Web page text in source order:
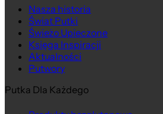
Nasza historia
Świat Putki
Świeżo Upieczone
Księga Inspiracji
Aktualności
Putwory
Putka Dla Każdego